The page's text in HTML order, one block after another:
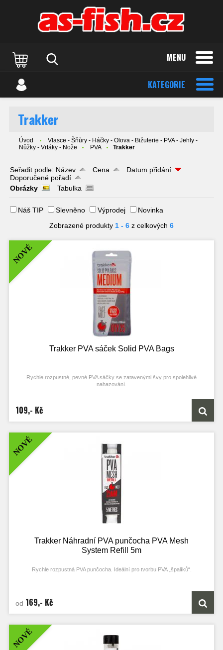
MENU
KATEGORIE
Trakker
Úvod
Vlasce - Šňůry - Háčky - Olova - Bižuterie - PVA - Jehly -
Nůžky - Vrtáky - Nože
PVA Trakker
Seřadit podle: Název Cena
Datum přidání
Doporučené pořadí
Obrázky
Tabulka
Náš TIP Slevněno Výprodej
Novinka
Zobrazené produkty 1 - 6 z celkových 6
NOVÉ
Trakker PVA sáček Solid PVA Bags
Rychle rozpustné, pevné PVA sáčky se zatavenými švy pro spolehlivé
nahazování.
zdarma plnič pytlíků
Technické parametry
Rozměry Small: 60×120 mm
Rozměry Medium: 65×130 mm
Rozměry Large: 70×140 mm
Balení: 25 ks
109,- Kč
NOVÉ
Trakker Náhradní PVA punčocha PVA Mesh
System Refill 5m
Rychle rozpustná PVA punčocha. Ideální pro tvorbu PVA „špalíků“.
po rozpuštění zůstává po PVA minimální stopa a prakticky neutrální pH
Délka: 5 m
od 169,- Kč
NOVÉ